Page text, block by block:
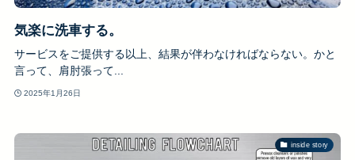
気楽に洗車する。
サービスをご提供する以上、結果が伴わなければならない。かと
言って、肩肘張って...
2025年1月26日
inside story